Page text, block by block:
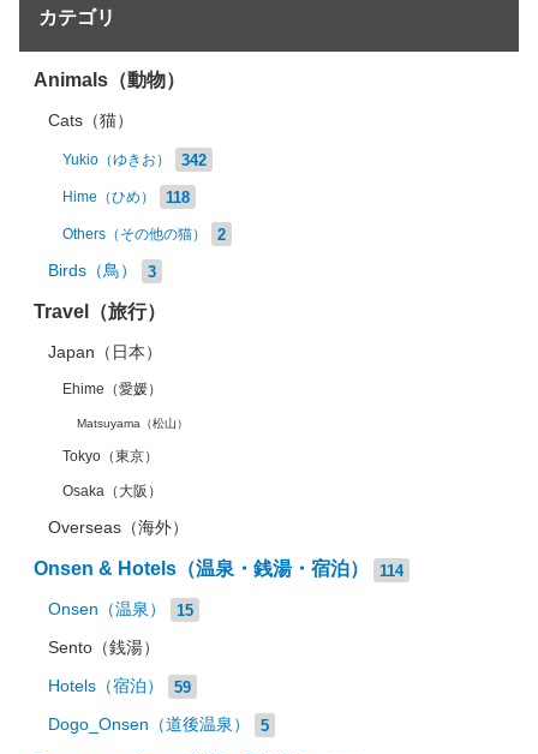
カテゴリ
Animals（動物）
Cats（猫）
Yukio（ゆきお） 342
Hime（ひめ） 118
Others（その他の猫） 2
Birds（鳥） 3
Travel（旅行）
Japan（日本）
Ehime（愛媛）
Matsuyama（松山）
Tokyo（東京）
Osaka（大阪）
Overseas（海外）
Onsen & Hotels（温泉・銭湯・宿泊） 114
Onsen（温泉） 15
Sento（銭湯）
Hotels（宿泊） 59
Dogo_Onsen（道後温泉） 5